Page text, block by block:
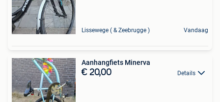
Lissewege ( & Zeebrugge ) Vandaag
Aanhangfiets Minerva
€ 20,00 Details